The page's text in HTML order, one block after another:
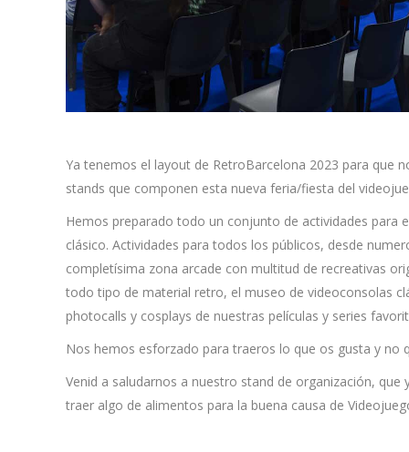
Ya tenemos el layout de RetroBarcelona 2023 para que
stands que componen esta nueva feria/fiesta del
Hemos preparado todo un conjunto de actividades para
clásico. Actividades para todos los públicos, desde
completísima zona arcade con multitud de recreativas
todo tipo de material retro, el museo de videoconsolas
photocalls y cosplays de nuestras películas y series
Nos hemos esforzado para traeros lo que os gusta y no
Venid a saludarnos a nuestro stand de organización,
traer algo de alimentos para la buena causa de